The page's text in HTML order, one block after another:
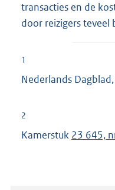
transacties en de
door reizigers teveel
1
Nederlands
2
Kamerstuk 23 645,